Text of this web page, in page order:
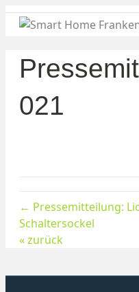
021
← Pressemitteilung:
Schaltersockel
« zurück